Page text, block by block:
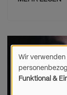
Wir
Funktional &